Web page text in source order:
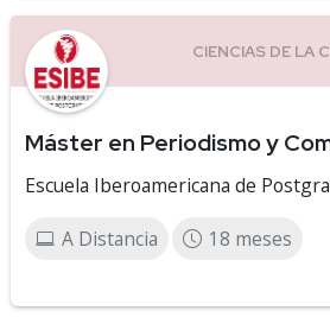
Máster en Periodismo y
Escuela Iberoamericana de
A Distancia 18 meses